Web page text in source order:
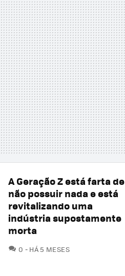
A Geração Z está farta de
não possuir nada e está
revitalizando uma
indústria supostamente
morta
0 COMENTÁRIOS
HÁ 5 MESES